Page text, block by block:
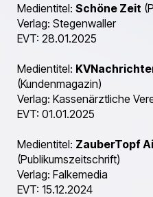
Medientitel: Schöne Zeit
Verlag: Stegenwaller
EVT: 28.01.2025
Medientitel:
(Kundenmagazin)
Verlag: Kassenärztliche
EVT: 01.01.2025
Medientitel: ZauberTopf
(Publikumszeitschrift)
Verlag: Falkemedia
EVT: 15.12.2024